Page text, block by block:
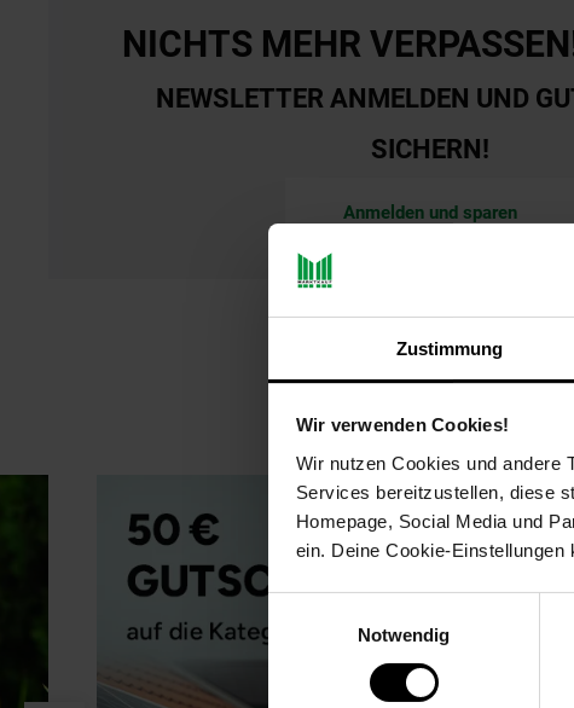
Zustimmung
Wir verwenden Cookies!
Wir nutzen Cookies und andere
Services bereitzustellen, diese
Homepage, Social Media und
ein. Deine Cookie-Einstellungen
Notwendig
NICHTS MEHR
NEWSLETTER ANMELDEN UND
SICHERN!
Anmelden und sparen